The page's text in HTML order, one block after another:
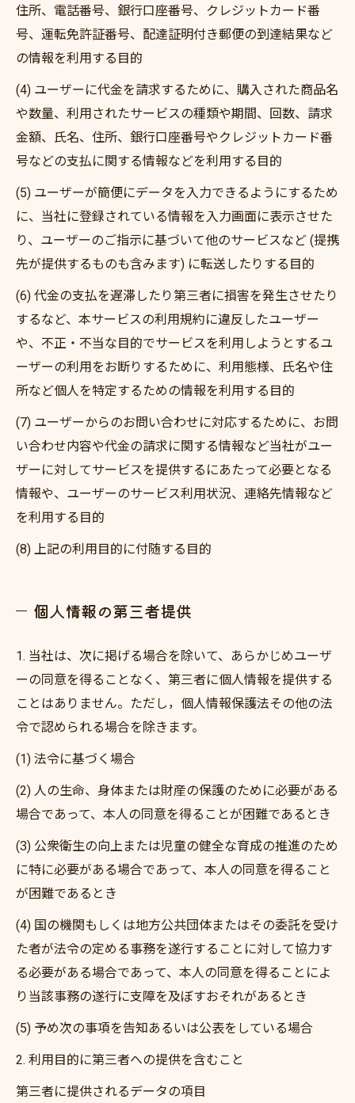
住所、電話番号、銀行口座番号、クレジットカード番
号、運転免許証番号、配達証明付き郵便の到達結果など
の情報を利用する目的
(4) ユーザーに代金を請求するために、購入された商品名
や数量、利用されたサービスの種類や期間、回数、請求
金額、氏名、住所、銀行口座番号やクレジットカード番
号などの支払に関する情報などを利用する目的
(5) ユーザーが簡便にデータを入力できるようにするため
に、当社に登録されている情報を入力画面に表示させた
り、ユーザーのご指示に基づいて他のサービスなど (提携
先が提供するものも含みます) に転送したりする目的
(6) 代金の支払を遅滞したり第三者に損害を発生させたり
するなど、本サービスの利用規約に違反したユーザー
や、不正・不当な目的でサービスを利用しようとするユ
ーザーの利用をお断りするために、利用態様、氏名や住
所など個人を特定するための情報を利用する目的
(7) ユーザーからのお問い合わせに対応するために、お問
い合わせ内容や代金の請求に関する情報など当社がユー
ザーに対してサービスを提供するにあたって必要となる
情報や、ユーザーのサービス利用状況、連絡先情報など
を利用する目的
(8) 上記の利用目的に付随する目的
個人情報の第三者提供
1. 当社は、次に掲げる場合を除いて、あらかじめユーザ
ーの同意を得ることなく、第三者に個人情報を提供する
ことはありません。ただし，個人情報保護法その他の法
令で認められる場合を除きます。
(1) 法令に基づく場合
(2) 人の生命、身体または財産の保護のために必要がある
場合であって、本人の同意を得ることが困難であるとき
(3) 公衆衛生の向上または児童の健全な育成の推進のため
に特に必要がある場合であって、本人の同意を得ること
が困難であるとき
(4) 国の機関もしくは地方公共団体またはその委託を受け
た者が法令の定める事務を遂行することに対して協力す
る必要がある場合であって、本人の同意を得ることによ
り当該事務の遂行に支障を及ぼすおそれがあるとき
(5) 予め次の事項を告知あるいは公表をしている場合
2. 利用目的に第三者への提供を含むこと
第三者に提供されるデータの項目